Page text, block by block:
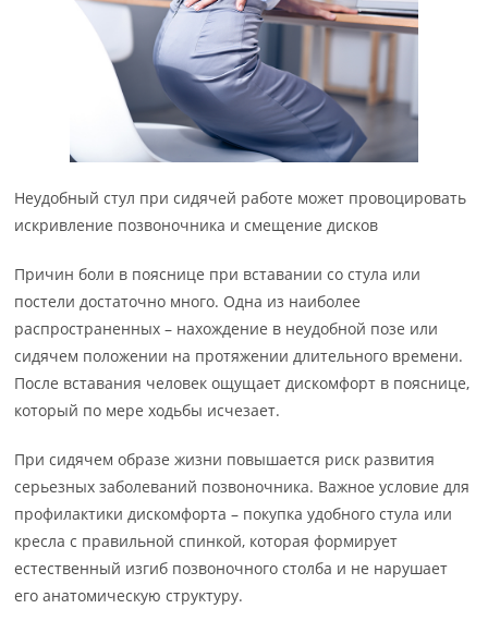
Неудобный стул при сидячей работе может провоцировать
искривление позвоночника и смещение дисков
Причин боли в пояснице при вставании со стула или
постели достаточно много. Одна из наиболее
распространенных – нахождение в неудобной позе или
сидячем положении на протяжении длительного времени.
После вставания человек ощущает дискомфорт в пояснице,
который по мере ходьбы исчезает.
При сидячем образе жизни повышается риск развития
серьезных заболеваний позвоночника. Важное условие для
профилактики дискомфорта – покупка удобного стула или
кресла с правильной спинкой, которая формирует
естественный изгиб позвоночного столба и не нарушает
его анатомическую структуру.